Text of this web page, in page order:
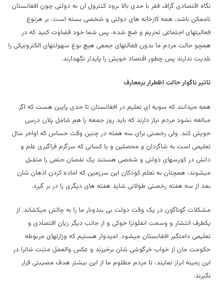
نگاه اقتصادی گراف فقر با حدی بالا برود کنترول ان به دولتی چون افغانستان
ناممکن باشد، همه کارخانه های دولتی و شخصی بسته است، بر هرنوع
فعالیتهای اجتماعی تحریم و ضع شده، پس شما خود قضاوت کنید که در
همچو حالت مردم ما بدون فعالتهای جمعی هیچ نوع سهولتهای الکترونیکی را
بلدیت ندارند پس چطور اقتصاد خویش را پایدار نگهدارند.
تاثیر ناگوار حالت اظطرار برمعارف
همه میدانند که سویه ای تعلیم در افغانستان تا حدی پایین هست که اگر
مبالغه نشود مردم نیاز دارند که باید روز جمعه را هم شامل پلان درسی
خویش کند. ولی رخصتی برای سه هفته در چنین وقت حساس که اواخر سال
تعلیمی است به شاگردان و محصلین و یا کسانی که سرگرم فراگیری علم و
دانش در کورسهای دولتی و شخصی هستند یک نقصان حتمی را متقبل
میشوند، همچنان به تعلم کودکان این سرزمین که اماده کردن اذهان شان
بعد از سه هفته رخصتی طولانی شاید هفته های دیگری را در بر گیرد.
مشکلات گوناگون در یک وقت دولت بی بندوبار ما را به چالش میکشاند. از
یکطرف انتشار و وسعت انفلونزا خوکی و از جانب دیگر زیان اقتصادی و
تعلیمی دامنگیر افغانستان میشود. امیدوار هستیم که وزارتهای مربوطه
حکومت مان از خواب خرگوشی شان برخیزند و عکس والعمل مثبت شانرا در
این زمینه ابراز نمایند، تا مردم مظلوم ما از این بیشتر هدف مصیبتی قرار
نگیرند.